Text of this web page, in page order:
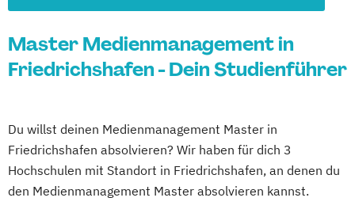
Master Medienmanagement in
Friedrichshafen - Dein Studienführer
Du willst deinen Medienmanagement Master in
Friedrichshafen absolvieren? Wir haben für dich 3
Hochschulen mit Standort in Friedrichshafen, an denen du
den Medienmanagement Master absolvieren kannst.